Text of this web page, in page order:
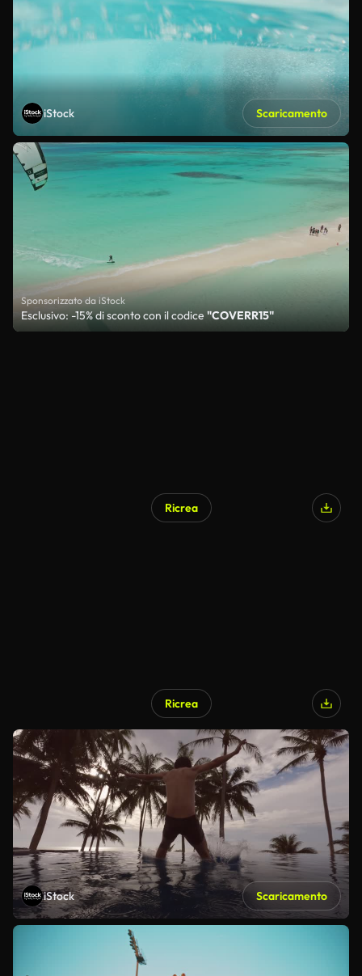
iStock Scaricamento
Sponsorizzato da iStock
Esclusivo: -15% di sconto con il codice "COVERR15"
Ricrea
Ricrea
iStock Scaricamento